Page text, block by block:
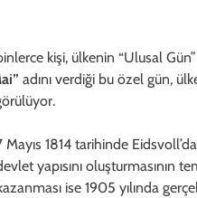
kişi, ülkenin “Ulusal
adını verdiği bu özel gün,
1814 tarihinde
yapısını
ise 1905 yılında